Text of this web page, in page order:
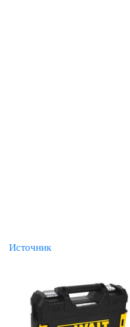
Источник